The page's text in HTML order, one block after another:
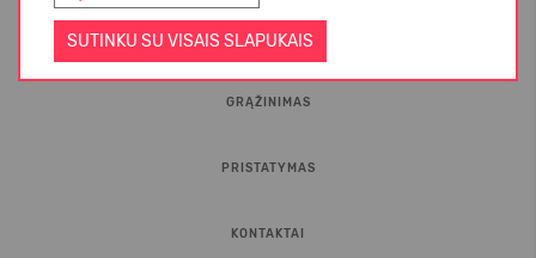
SUTINKU SU VISAIS SLAPUKAIS
D.U.K.
GRĄŽINIMAS
PRISTATYMAS
KONTAKTAI